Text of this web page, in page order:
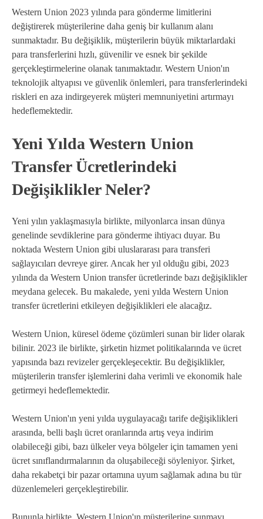
Western Union 2023 yılında para gönderme limitlerini
değiştirerek müşterilerine daha geniş bir kullanım alanı
sunmaktadır. Bu değişiklik, müşterilerin büyük miktarlardaki
para transferlerini hızlı, güvenilir ve esnek bir şekilde
gerçekleştirmelerine olanak tanımaktadır. Western Union'ın
teknolojik altyapısı ve güvenlik önlemleri, para transferlerindeki
riskleri en aza indirgeyerek müşteri memnuniyetini artırmayı
hedeflemektedir.
Yeni Yılda Western Union
Transfer Ücretlerindeki
Değişiklikler Neler?
Yeni yılın yaklaşmasıyla birlikte, milyonlarca insan dünya
genelinde sevdiklerine para gönderme ihtiyacı duyar. Bu
noktada Western Union gibi uluslararası para transferi
sağlayıcıları devreye girer. Ancak her yıl olduğu gibi, 2023
yılında da Western Union transfer ücretlerinde bazı değişiklikler
meydana gelecek. Bu makalede, yeni yılda Western Union
transfer ücretlerini etkileyen değişiklikleri ele alacağız.
Western Union, küresel ödeme çözümleri sunan bir lider olarak
bilinir. 2023 ile birlikte, şirketin hizmet politikalarında ve ücret
yapısında bazı revizeler gerçekleşecektir. Bu değişiklikler,
müşterilerin transfer işlemlerini daha verimli ve ekonomik hale
getirmeyi hedeflemektedir.
Western Union'ın yeni yılda uygulayacağı tarife değişiklikleri
arasında, belli başlı ücret oranlarında artış veya indirim
olabileceği gibi, bazı ülkeler veya bölgeler için tamamen yeni
ücret sınıflandırmalarının da oluşabileceği söyleniyor. Şirket,
daha rekabetçi bir pazar ortamına uyum sağlamak adına bu tür
düzenlemeleri gerçekleştirebilir.
Bununla birlikte, Western Union'ın müşterilerine sunmayı